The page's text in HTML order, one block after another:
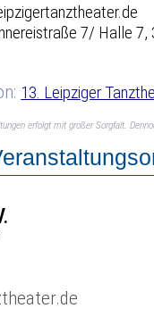
7/ Halle 7,
13. Leipziger
erfolgt mit großer Sorgfalt.